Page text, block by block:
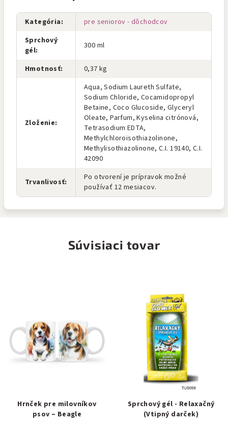
Kategória:
pre seniorov - dôchodcov
Sprchový
gél: 300 ml
Hmotnosť: 0,37 kg
Zloženie:
Aqua, Sodium Laureth Sulfate,
Sodium Chloride, Cocamidopropyl
Betaine, Coco Glucoside, Glyceryl
Oleate, Parfum, Kyselina citrónová,
Tetrasodium EDTA,
Methylchloroisothiazolinone,
Methylisothiazolinone, C.I. 19140, C.I.
42090
Trvanlivosť:
Po otvorení je prípravok možné
používať 12 mesiacov.
Súvisiaci tovar
Hrnček pre milovníkov
psov – Beagle
Sprchový gél - Relaxačný
(Vtipný darček)